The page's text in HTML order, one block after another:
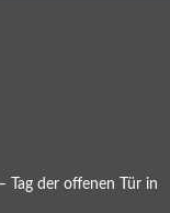
Tag der offenen Tür in